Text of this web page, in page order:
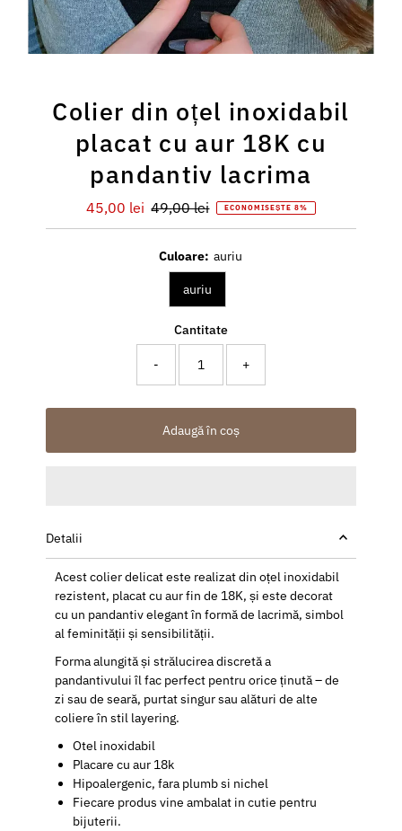
Colier din oțel inoxidabil
placat cu aur 18K cu
pandantiv lacrima
Preț
redus
45,00 lei Preț
întreg
49,00 lei ECONOMISEȘTE 8%
Culoare: auriu
auriu
Cantitate
- +
Adaugă în coș
Detalii
Acest colier delicat este realizat din oțel inoxidabil
rezistent, placat cu aur fin de 18K, și este decorat
cu un pandantiv elegant în formă de lacrimă, simbol
al feminității și sensibilității.
Forma alungită și strălucirea discretă a
pandantivului îl fac perfect pentru orice ținută – de
zi sau de seară, purtat singur sau alături de alte
coliere în stil layering.
Otel inoxidabil
Placare cu aur 18k
Hipoalergenic, fara plumb si nichel
Fiecare produs vine ambalat in cutie pentru
bijuterii.